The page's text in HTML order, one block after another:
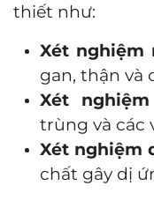
thiết như:
Xét nghiệm
gan, thận và
Xét
trùng và các
Xét nghiệm
chất gây dị